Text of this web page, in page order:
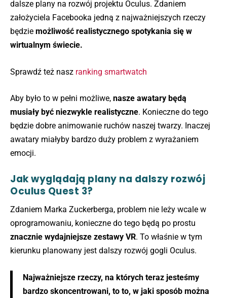
dalsze plany na rozwój projektu Oculus. Zdaniem
założyciela Facebooka jedną z najważniejszych rzeczy
będzie możliwość realistycznego spotykania się w
wirtualnym świecie.
Sprawdź też nasz ranking smartwatch
Aby było to w pełni możliwe, nasze awatary będą
musiały być niezwykle realistyczne. Konieczne do tego
będzie dobre animowanie ruchów naszej twarzy. Inaczej
awatary miałyby bardzo duży problem z wyrażaniem
emocji.
Jak wyglądają plany na dalszy rozwój
Oculus Quest 3?
Zdaniem Marka Zuckerberga, problem nie leży wcale w
oprogramowaniu, konieczne do tego będą po prostu
znacznie wydajniejsze zestawy VR. To właśnie w tym
kierunku planowany jest dalszy rozwój gogli Oculus.
Najważniejsze rzeczy, na których teraz jesteśmy
bardzo skoncentrowani, to to, w jaki sposób można